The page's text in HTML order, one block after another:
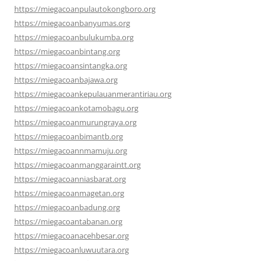
https://miegacoanpulautokongboro.org
https://miegacoanbanyumas.org
https://miegacoanbulukumba.org
https://miegacoanbintang.org
https://miegacoansintangka.org
https://miegacoanbajawa.org
https://miegacoankepulauanmerantiriau.org
https://miegacoankotamobagu.org
https://miegacoanmurungraya.org
https://miegacoanbimantb.org
https://miegacoannmamuju.org
https://miegacoanmanggaraintt.org
https://miegacoanniasbarat.org
https://miegacoanmagetan.org
https://miegacoanbadung.org
https://miegacoantabanan.org
https://miegacoanacehbesar.org
https://miegacoanluwuutara.org